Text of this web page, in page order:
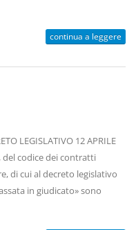
continua a leggere
LEGISLATIVO 12 APRILE
del codice dei contratti
di cui al decreto legislativo
in giudicato» sono